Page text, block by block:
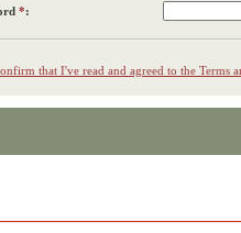
*:
that I've read and agreed to the Terms